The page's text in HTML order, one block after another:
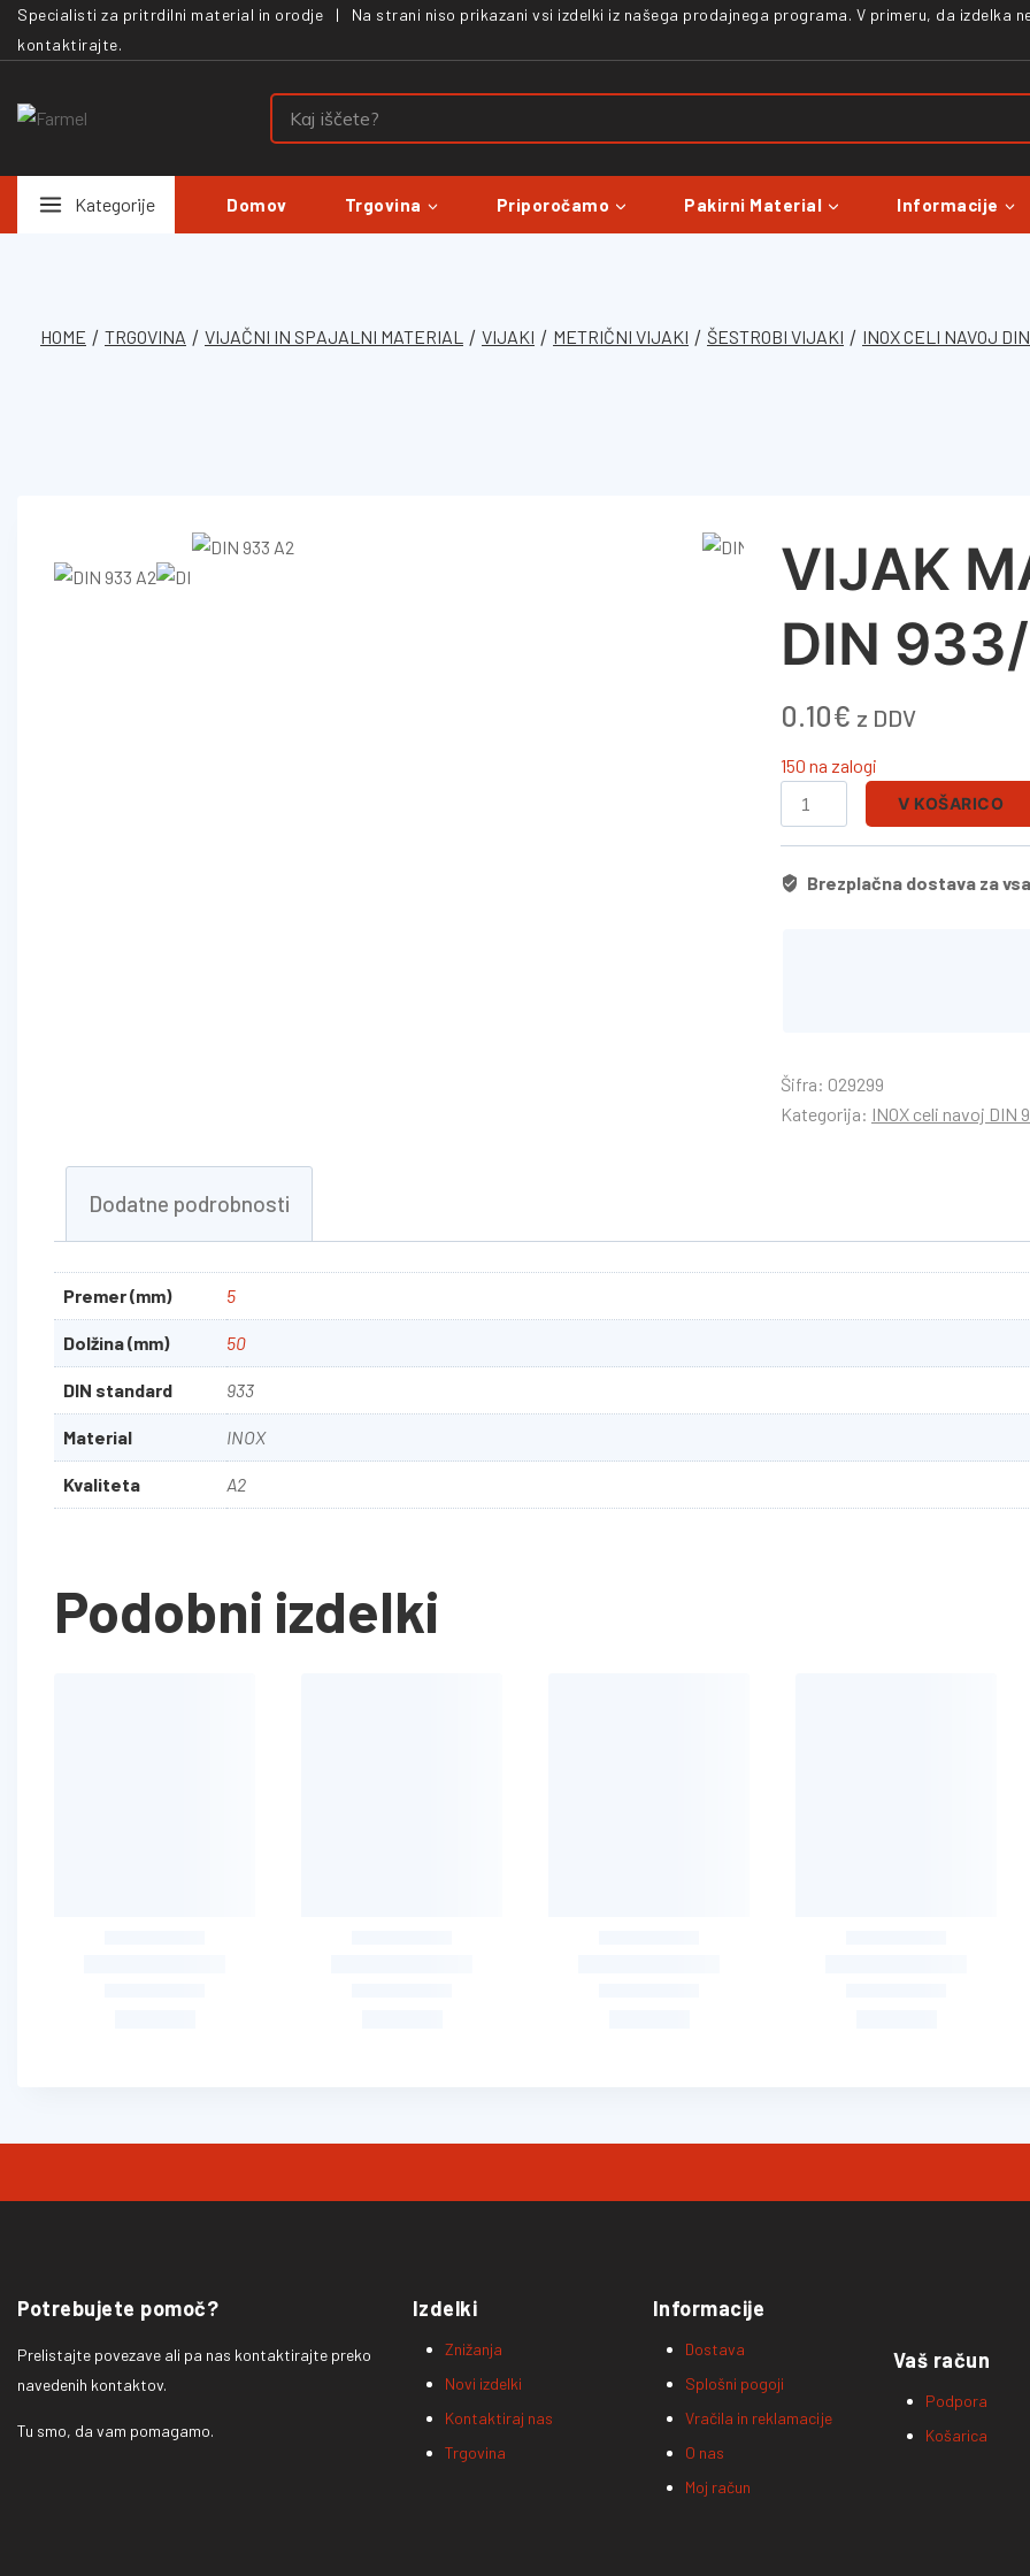
Specialisti za pritrdilni material in orodje | Na strani niso prikazani vsi izdelki iz našega prodajnega programa. V primeru, da izdelka
kontaktirajte.
Kategorije Domov Trgovina Priporočamo Pakirni Material Informacije
HOME / TRGOVINA / VIJAČNI IN SPAJALNI MATERIAL / VIJAKI / METRIČNI VIJAKI / ŠESTROBI VIJAKI / INOX CELI NAVOJ
VIJAK
DIN
0.10€ z DDV
150 na zalogi
V KOŠARICO
Brezplačna dostava za
Šifra: 029299
Kategorija: INOX celi navoj DIN
Dodatne podrobnosti
Premer (mm) 5
Dolžina (mm) 50
DIN standard 933
Material INOX
Kvaliteta A2
Podobni izdelki
Potrebujete pomoč?
Prelistajte povezave ali pa nas kontaktirajte preko
navedenih kontaktov.
Tu smo, da vam pomagamo.
Izdelki
Znižanja
Novi izdelki
Kontaktiraj nas
Trgovina
Informacije
Dostava
Splošni pogoji
Vračila in reklamacije
O nas
Moj račun
Vaš račun
Podpora
Košarica